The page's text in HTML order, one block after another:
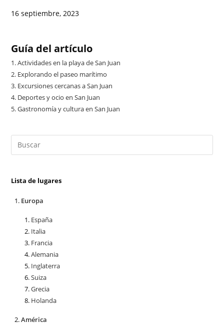
16 septiembre, 2023
Guía del artículo
1.Actividades en la playa de San Juan
2. Explorando el paseo marítimo
3. Excursiones cercanas a San Juan
4. Deportes y ocio en San Juan
5.Gastronomía y cultura en San Juan
Lista de lugares
Europa
España
Italia
Francia
Alemania
Inglaterra
Suiza
Grecia
Holanda
América